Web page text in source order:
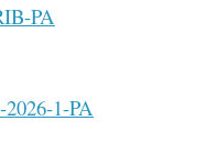
PA
1-PA